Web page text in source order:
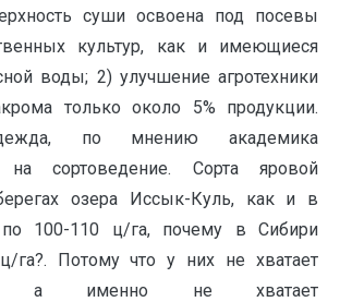
суши освоена под посевы
культур, как и имеющиеся
воды; 2) улучшение агротехники
только около 5% продукции.
по мнению академика
на сортоведение. Сорта яровой
озера Иссык-Куль, как и в
100-110 ц/га, почему в Сибири
Потому что у них не хватает
а именно не хватает